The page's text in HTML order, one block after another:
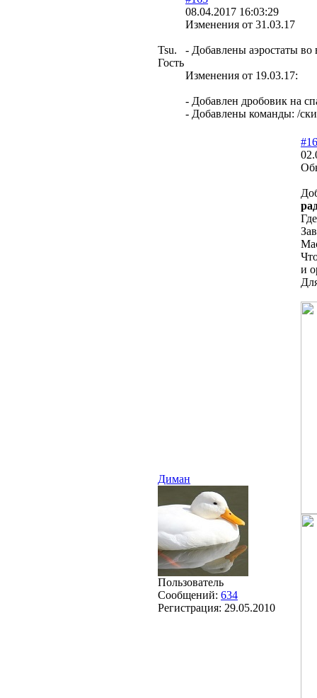
Tsu.
Гость
08.04.2017 16:03:29
Изменения от 31.03.17
- Добавлены аэростаты во
Изменения от 19.03.17:
- Добавлен дробовик на
- Добавлены команды: /
Диман
Пользователь
Сообщений: 634
Регистрация: 29.05.2010
и